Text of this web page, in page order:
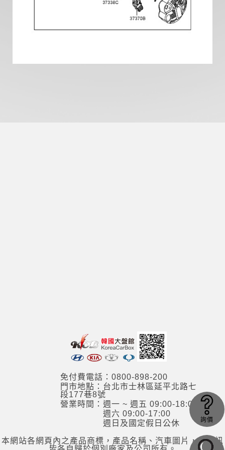
免付費電話：0800-898-200
門市地點：台北市士林區延平北路七
段177巷8號
營業時間：週一 ~ 週五 09:00-18:00
週六 09:00-17:00
週日及國定假日公休
本網站各網頁內之產品商標，產品名稱、汽車圖片，其資訊
詢價